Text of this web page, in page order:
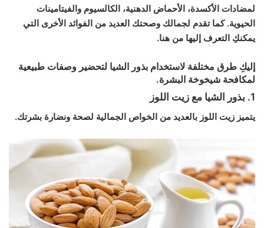
لمضادات الأكسدة، الأحماض الدهنية، الكالسيوم والفيتامينات
الحيوية. كما تقدم لجمالك وصحتك العديد من الفوائد الأخرى التي
يمكنكِ التعرف إليها من هنا.
إليكِ طرق مختلفة لاستخدام بذور الشيا لتحضير وصفات طبيعية
لمكافحة شيخوخة البشرة.
1. بذور الشيا مع زيت اللوز
يتميز زيت اللوز بالعديد من الخواص الجمالية لصحة ونضارة بشرتك.